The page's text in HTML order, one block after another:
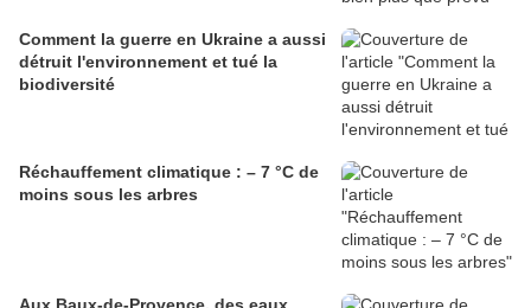
Comment la guerre en Ukraine a aussi
détruit l'environnement et tué la
biodiversité
Réchauffement climatique : – 7 °C de
moins sous les arbres